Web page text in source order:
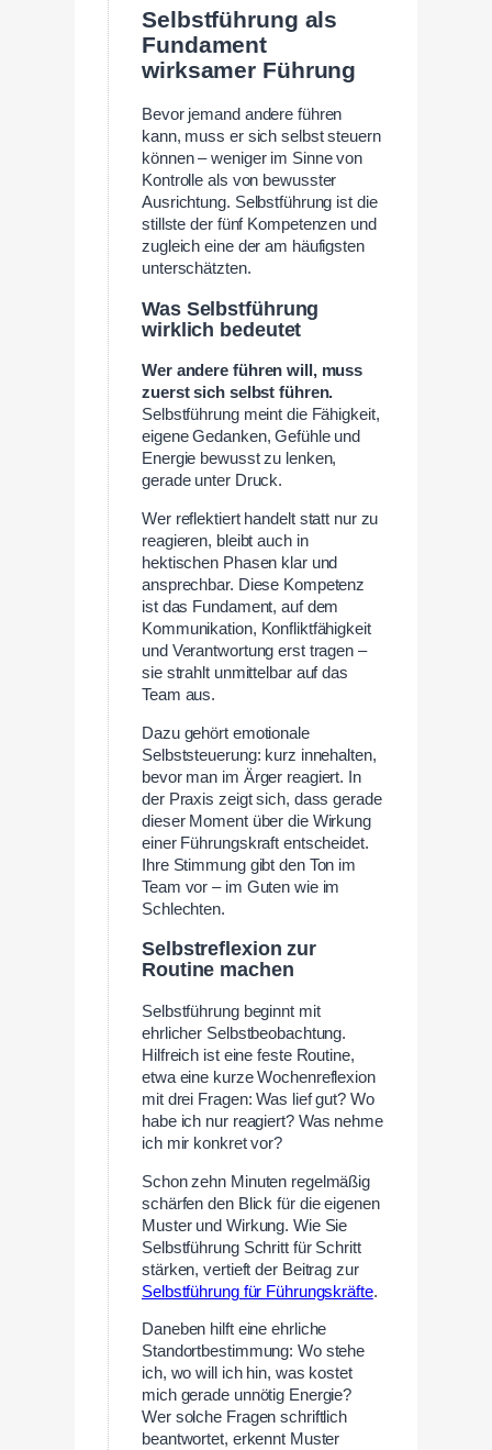
Selbstführung als
Fundament
wirksamer Führung
Bevor jemand andere führen
kann, muss er sich selbst steuern
können – weniger im Sinne von
Kontrolle als von bewusster
Ausrichtung. Selbstführung ist die
stillste der fünf Kompetenzen und
zugleich eine der am häufigsten
unterschätzten.
Was Selbstführung
wirklich bedeutet
Wer andere führen will, muss
zuerst sich selbst führen.
Selbstführung meint die Fähigkeit,
eigene Gedanken, Gefühle und
Energie bewusst zu lenken,
gerade unter Druck.
Wer reflektiert handelt statt nur zu
reagieren, bleibt auch in
hektischen Phasen klar und
ansprechbar. Diese Kompetenz
ist das Fundament, auf dem
Kommunikation, Konfliktfähigkeit
und Verantwortung erst tragen –
sie strahlt unmittelbar auf das
Team aus.
Dazu gehört emotionale
Selbststeuerung: kurz innehalten,
bevor man im Ärger reagiert. In
der Praxis zeigt sich, dass gerade
dieser Moment über die Wirkung
einer Führungskraft entscheidet.
Ihre Stimmung gibt den Ton im
Team vor – im Guten wie im
Schlechten.
Selbstreflexion zur
Routine machen
Selbstführung beginnt mit
ehrlicher Selbstbeobachtung.
Hilfreich ist eine feste Routine,
etwa eine kurze Wochenreflexion
mit drei Fragen: Was lief gut? Wo
habe ich nur reagiert? Was nehme
ich mir konkret vor?
Schon zehn Minuten regelmäßig
schärfen den Blick für die eigenen
Muster und Wirkung. Wie Sie
Selbstführung Schritt für Schritt
stärken, vertieft der Beitrag zur
Selbstführung für Führungskräfte.
Daneben hilft eine ehrliche
Standortbestimmung: Wo stehe
ich, wo will ich hin, was kostet
mich gerade unnötig Energie?
Wer solche Fragen schriftlich
beantwortet, erkennt Muster